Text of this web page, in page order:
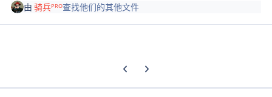
由 骑兵ᴾᴿᴼ查找他们的其他文件
上一张轮播幻灯片
下一张轮播幻灯片